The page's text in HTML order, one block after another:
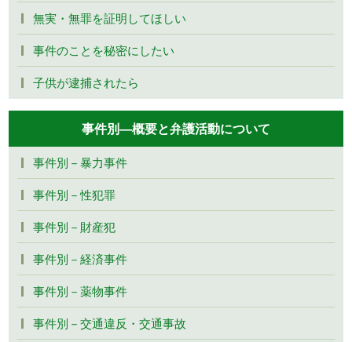
無実・無罪を証明してほしい
事件のことを秘密にしたい
子供が逮捕されたら
事件別―概要と弁護活動について
事件別－暴力事件
事件別－性犯罪
事件別－財産犯
事件別－経済事件
事件別－薬物事件
事件別－交通違反・交通事故